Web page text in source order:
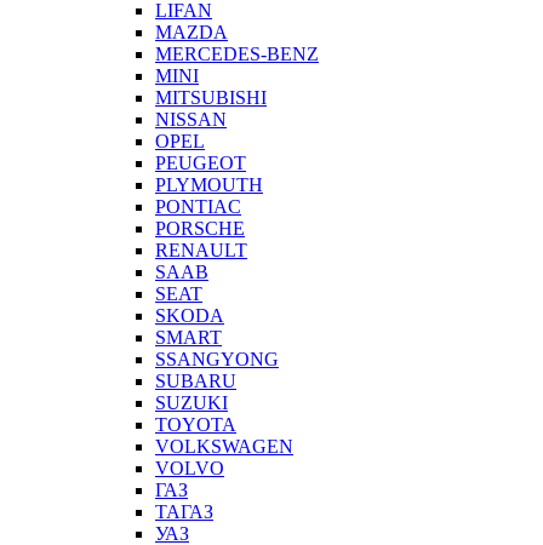
LIFAN
MAZDA
MERCEDES-BENZ
MINI
MITSUBISHI
NISSAN
OPEL
PEUGEOT
PLYMOUTH
PONTIAC
PORSCHE
RENAULT
SAAB
SEAT
SKODA
SMART
SSANGYONG
SUBARU
SUZUKI
TOYOTA
VOLKSWAGEN
VOLVO
ГАЗ
ТАГАЗ
УАЗ